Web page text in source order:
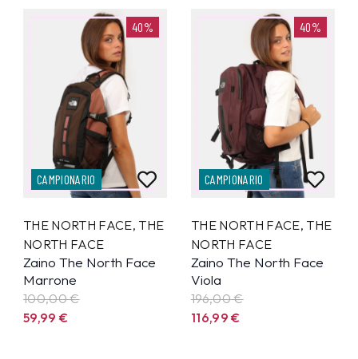
40%
CAMPIONARIO
THE NORTH FACE, THE
NORTH FACE
Zaino The North Face
Marrone
100,00 €
59,99€
40%
CAMPIONARIO
THE NORTH FACE, THE
NORTH FACE
Zaino The North Face
Viola
196,00 €
116,99€